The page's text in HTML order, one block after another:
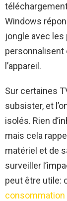
Windows
jongle avec les
personnalisent
l’appareil.
Sur certaines
subsister, et
isolés. Rien
mais cela
matériel et de
surveiller
peut être utile:
consommation